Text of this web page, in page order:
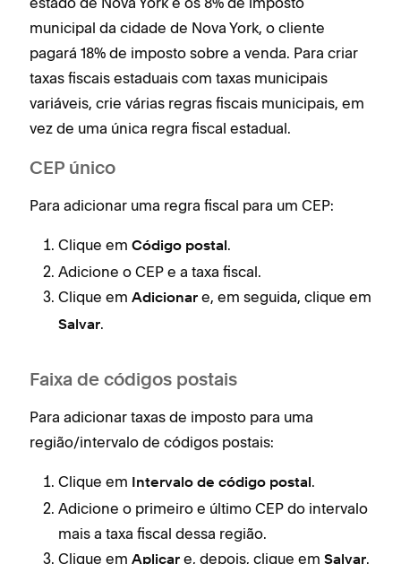
municipal da cidade de Nova York, o cliente
pagará 18% de imposto sobre a venda. Para criar
taxas fiscais estaduais com taxas municipais
variáveis, crie várias regras fiscais municipais, em
vez de uma única regra fiscal estadual.
CEP único
Para adicionar uma regra fiscal para um CEP:
Clique em Código postal.
Adicione o CEP e a taxa fiscal.
Clique em Adicionar e, em seguida, clique em
Salvar.
Faixa de códigos postais
Para adicionar taxas de imposto para uma
região/intervalo de códigos postais:
Clique em Intervalo de código postal.
Adicione o primeiro e último CEP do intervalo
mais a taxa fiscal dessa região.
Clique em Aplicar e, depois, clique em Salvar.